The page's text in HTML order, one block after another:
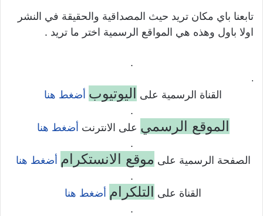
تابعنا باي مكان تريد حيث المصداقية والحقيقة في النشر
اولا باول وهذه هي المواقع الرسمية اختر ما تريد .
.
.
القناة الرسمية على اليوتيوب أضغط هنا
.
الموقع الرسمي على الانترنت أضغط هنا
.
الصفحة الرسمية على موقع الانستكرام
أضغط هنا
.
القناة على
التلكرام
أضغط هنا
.